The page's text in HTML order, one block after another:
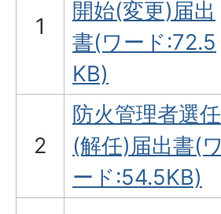
1
開始(変更)届出
書(ワード:72.5
KB)
2
防火管理者選任
(解任)届出書(ワ
ード:54.5KB)